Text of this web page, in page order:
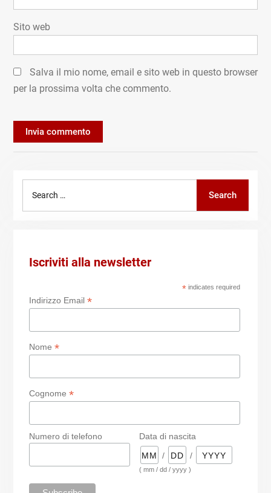
Sito web
Salva il mio nome, email e sito web in questo browser
per la prossima volta che commento.
Search
Iscriviti alla newsletter
*indicates required
Indirizzo Email *
Nome *
Cognome *
Numero di telefono
Data di nascita
/
/
( mm / dd / yyyy )